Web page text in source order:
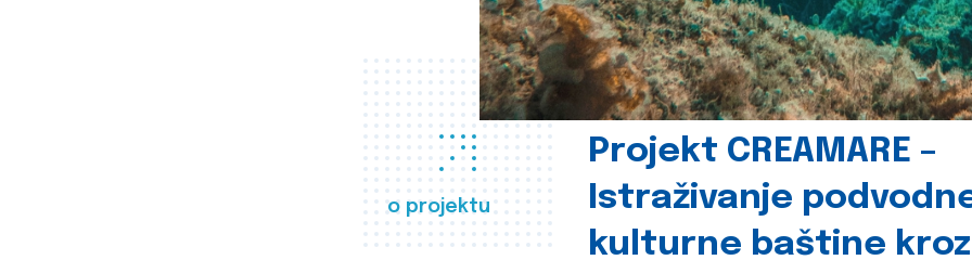
o projektu
Projekt CREAMARE –
Istraživanje
kulturne baštine kroz